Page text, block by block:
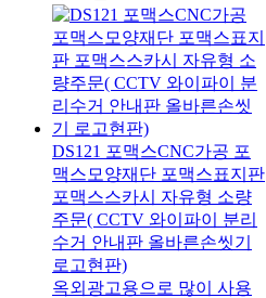
DS121 포맥스CNC가공 포
맥스모양재단 포맥스표지판
포맥스스카시 자유형 소량
주문( CCTV 와이파이 분리
수거 안내판 올바른손씻기
로고현판)
옥외광고용으로 많이 사용